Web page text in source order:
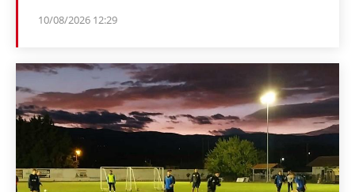
10/08/2026 12:29